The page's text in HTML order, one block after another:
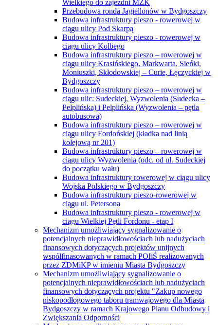
Wielkiego do zajezdni MZK
Przebudowa ronda Jagiellonów w Bydgoszczy
Budowa infrastruktury pieszo - rowerowej w
ciągu ulicy Pod Skarpą
Budowa infrastruktury pieszo - rowerowej w
ciągu ulicy Kolbego
Budowa infrastruktury pieszo – rowerowej w
ciągu ulicy Krasińskiego, Markwarta, Sieńki,
Moniuszki, Skłodowskiej – Curie, Łęczyckiej w
Bydgoszczy
Budowa infrastruktury pieszo – rowerowej w
ciągu ulic: Sudeckiej, Wyzwolenia (Sudecka –
Pelplińska) i Pelplińska (Wyzwolenia – pętla
autobusowa)
Budowa infrastruktury pieszo – rowerowej w
ciągu ulicy Fordońskiej (kładka nad linią
kolejową nr 201)
Budowa infrastruktury pieszo – rowerowej w
ciągu ulicy Wyzwolenia (odc. od ul. Sudeckiej
do początku wału)
Budowa infrastruktury rowerowej w ciągu ulicy
Wojska Polskiego w Bydgoszczy
Budowa infrastruktury pieszo-rowerowej w
ciągu ul. Petersona
Budowa infrastruktury pieszo - rowerowej w
ciągu Wielkiej Pętli Fordonu - etap I
Mechanizm umożliwiający sygnalizowanie o
potencjalnych nieprawidłowościach lub nadużyciach
finansowych dotyczących projektów unijnych
współfinasowanych w ramach POIiŚ realizowanych
przez ZDMiKP w imieniu Miasta Bydgoszczy
Mechanizm umożliwiający sygnalizowanie o
potencjalnych nieprawidłowościach lub nadużyciach
finansowych dotyczących projektu "Zakup nowego
niskopodłogowego taboru tramwajowego dla Miasta
Bydgoszczy w ramach Krajowego Planu Odbudowy i
Zwiększania Odporności